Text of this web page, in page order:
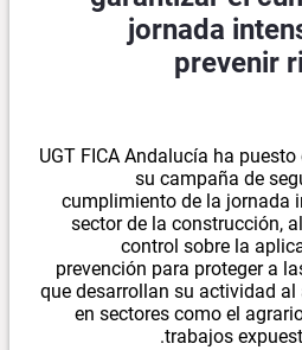
jornada
prevenir
UGT FICA Andalucía ha
su campaña de
cumplimiento de la jornada
sector de la construcción,
control sobre la
prevención para proteger a
que desarrollan su actividad
en sectores como el
trabajos